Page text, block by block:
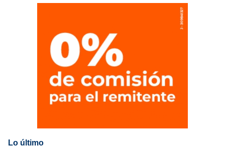
Lo último